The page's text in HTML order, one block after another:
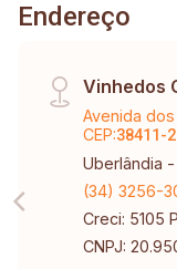
Endereço
Vinhedos
Avenida
CEP:38411-
Uberlândia -
(34) 3256-
Creci: 5105
CNPJ: